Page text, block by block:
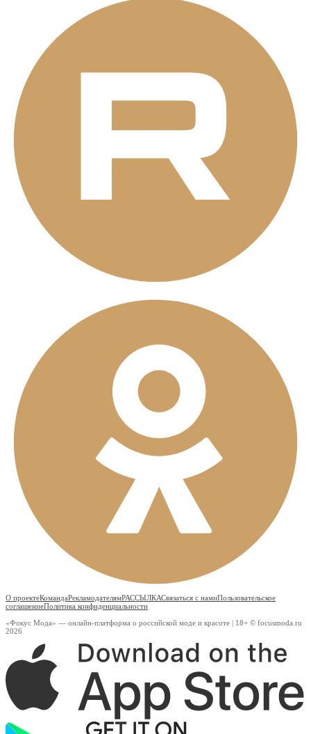
О проектеКомандаРекламодателямРАССЫЛКАСвязаться с намиПользовательское
соглашениеПолитика конфиденциальности
«Фокус Мода» — онлайн-платформа о российской моде и красоте | 18+ © focusmoda.ru
2026